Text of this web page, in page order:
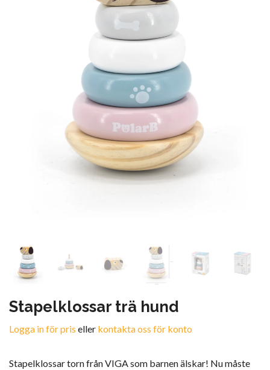
Stapelklossar trä hund
Logga in för pris eller kontakta oss för konto
Stapelklossar torn från VIGA som barnen älskar! Nu måste